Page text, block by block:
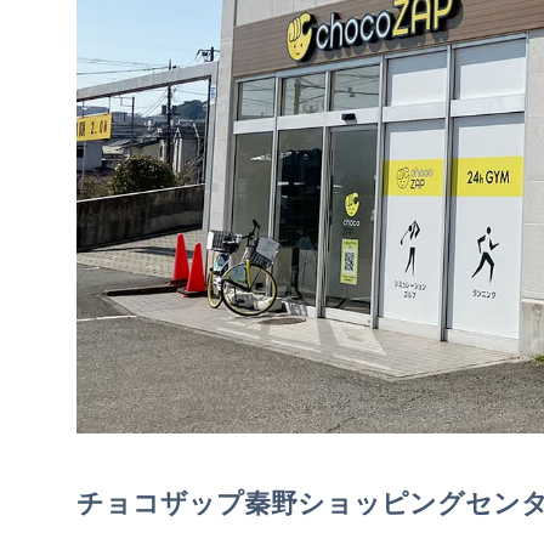
チョコザップ秦野ショッピングセン